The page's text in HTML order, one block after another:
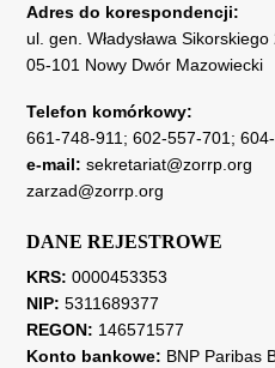
Adres do korespondencji:
ul. gen. Władysława
05-101 Nowy Dwór Mazowiecki
Telefon komórkowy:
661-748-911 ; 602-557-701 ;
e-mail: sekretariat@zorrp.org
zarzad@zorrp.org
DANE REJESTROWE
KRS: 0000453353
NIP: 5311689377
REGON: 146571577
Konto bankowe: BNP Paribas